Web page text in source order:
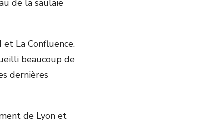
de la saulaie
La Confluence.
beaucoup de
dernières
de Lyon et